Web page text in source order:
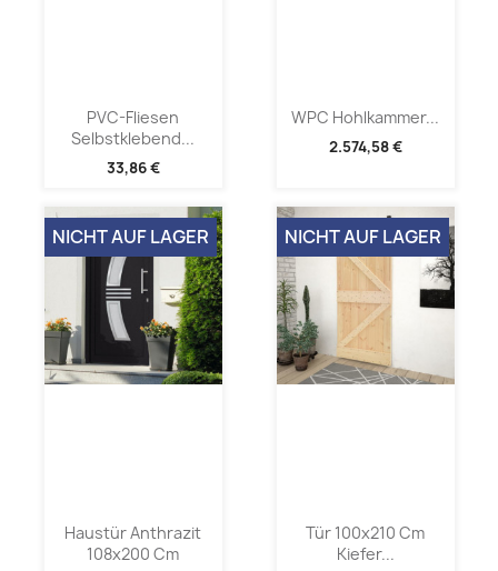
PVC-Fliesen
Selbstklebend...
33,86 €
WPC Hohlkammer...
2.574,58 €
Haustür Anthrazit
108x200 Cm
NICHT AUF LAGER
Tür 100x210 Cm
Kiefer...
NICHT AUF LAGER